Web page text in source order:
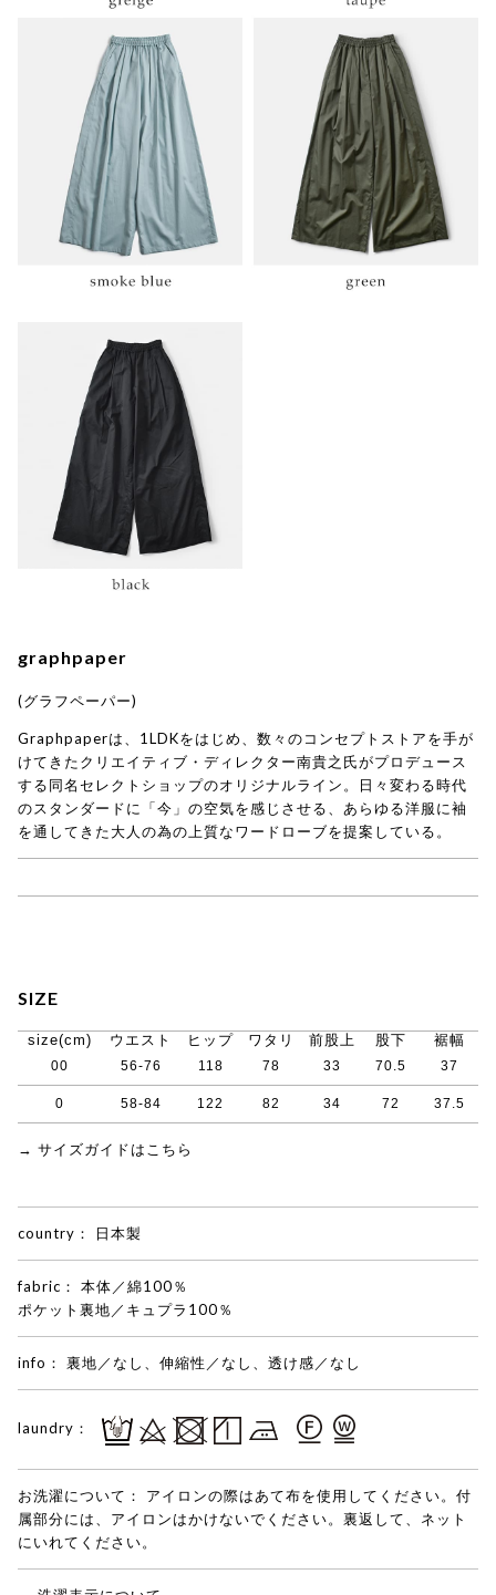
graphpaper
(グラフペーパー)
Graphpaperは、1LDKをはじめ、数々のコンセプトストアを手が
けてきたクリエイティブ・ディレクター南貴之氏がプロデュース
する同名セレクトショップのオリジナルライン。日々変わる時代
のスタンダードに「今」の空気を感じさせる、あらゆる洋服に袖
を通してきた大人の為の上質なワードローブを提案している。
SIZE
size(cm) ウエスト ヒップ ワタリ 前股上 股下 裾幅
00 56-76 118 78 33 70.5 37
0 58-84 122 82 34 72 37.5
→ サイズガイドはこちら
country： 日本製
fabric：
本体／綿100％
ポケット裏地／キュプラ100％
info： 裏地／なし、伸縮性／なし、透け感／なし
laundry：
お洗濯について：
アイロンの際はあて布を使用してください。付
属部分には、アイロンはかけないでください。裏返して、ネット
にいれてください。